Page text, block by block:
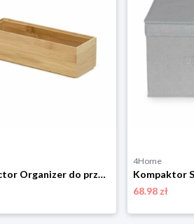
Compactor Organizer do przechowywania Bamboo Box M, 22,5 x 7,5 x 6,5 cm, M
4Home
68.98 zł